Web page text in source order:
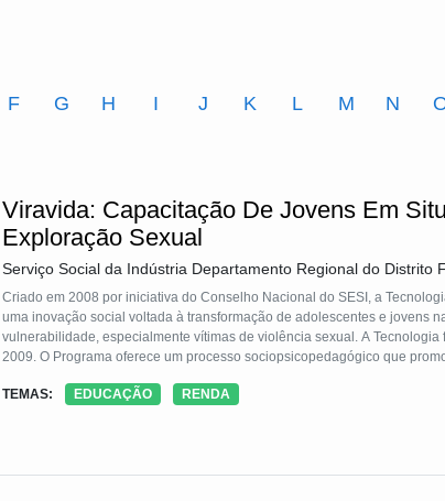
F G H I J K L M N
Viravida: Capacitação De Jovens Em
Exploração Sexual
Serviço Social da Indústria Departamento Regional do Distrito
Criado em 2008 por iniciativa do Conselho Nacional do SESI, a
uma inovação social voltada à transformação de adolescentes e jovens
vulnerabilidade, especialmente vítimas de violência sexual. A
2009. O Programa oferece um processo sociopsicopedagógico que promove conhecimentos, habilidades, autoestima,
a comunidade, buscando a inclusão social por meio da educação
com etapas organizadas por eixos metodológicos: Educação,
TEMAS: EDUCAÇÃO RENDA